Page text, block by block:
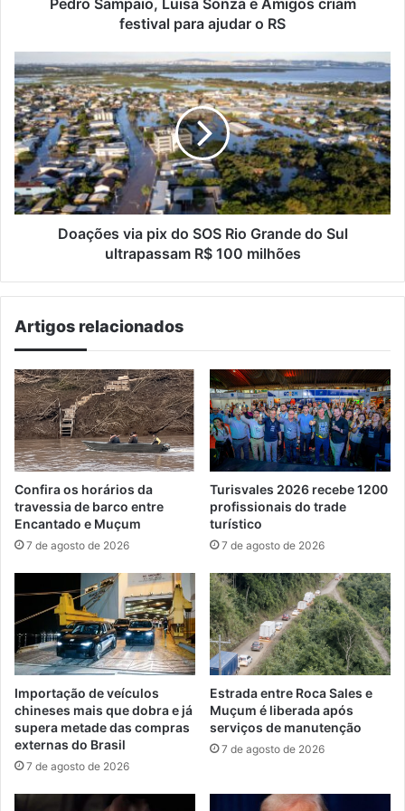
festival para ajudar o RS
Doações
via
pix
do
SOS
Rio
Grande
do
Sul
ultrapassamDoações via pix do SOS Rio Grande do Sul
ultrapassam R$ 100 milhões
Artigos relacionados
Confira os horários da
travessia de barco entre
Encantado e Muçum
7 de agosto de 2026
Turisvales 2026 recebe 1200
profissionais do trade
turístico
7 de agosto de 2026
Importação de veículos
chineses mais que dobra e já
supera metade das compras
externas do Brasil
7 de agosto de 2026
Estrada entre Roca Sales e
Muçum é liberada após
serviços de manutenção
7 de agosto de 2026